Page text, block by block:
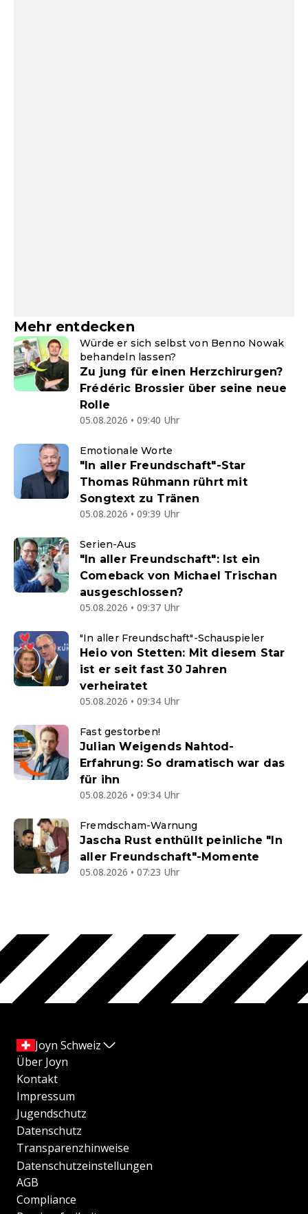
Mehr entdecken
Würde er sich selbst von Benno Nowak
behandeln lassen?
Zu jung für einen Herzchirurgen?
Frédéric Brossier über seine neue
Rolle
05.08.2026 • 09:40 Uhr
Emotionale Worte
"In aller Freundschaft"-Star
Thomas Rühmann rührt mit
Songtext zu Tränen
05.08.2026 • 09:39 Uhr
Serien-Aus
"In aller Freundschaft": Ist ein
Comeback von Michael Trischan
ausgeschlossen?
05.08.2026 • 09:37 Uhr
"In aller Freundschaft"-Schauspieler
Heio von Stetten: Mit diesem Star
ist er seit fast 30 Jahren
verheiratet
05.08.2026 • 09:34 Uhr
Fast gestorben!
Julian Weigends Nahtod-
Erfahrung: So dramatisch war das
für ihn
05.08.2026 • 09:34 Uhr
Fremdscham-Warnung
Jascha Rust enthüllt peinliche "In
aller Freundschaft"-Momente
05.08.2026 • 07:23 Uhr
Joyn Schweiz
Über Joyn
Kontakt
Impressum
Jugendschutz
Datenschutz
Transparenzhinweise
Datenschutzeinstellungen
AGB
Compliance